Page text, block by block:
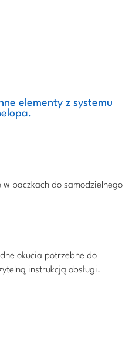
elementy z systemu
paczkach do samodzielnego
okucia potrzebne do
instrukcją obsługi.